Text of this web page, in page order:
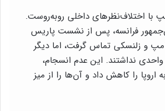
با اختلاف‌نظرهای داخلی روبه‌روست.
فرانسه، پس از نشست پاریس
۱۴۰۳ با ترامپ و زلنسکی تماس گرفت، اما دیگر
نداشتند. این عدم انسجام،
اروپا را کاهش داد و آن‌ها را از میز